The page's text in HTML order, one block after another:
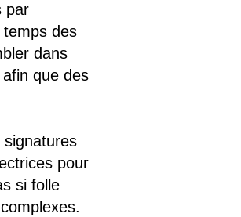
par
des
dans
que des
pour
si folle